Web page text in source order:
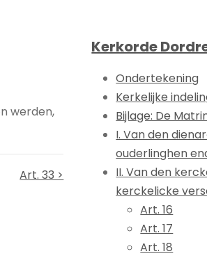
werden,
Art. 33 >
Kerkorde
Ondertekening
Kerkelijke
Bijlage: De
I. Van den
ouderlinghen
II. Van den
kerckelicke
Art. 16
Art. 17
Art. 18